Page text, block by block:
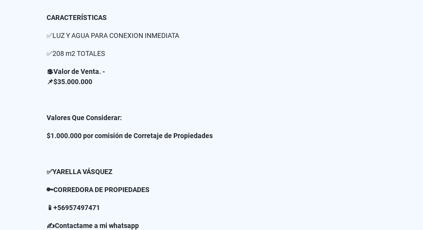
CARACTERÍSTICAS
✅LUZ Y AGUA PARA CONEXION INMEDIATA
✅208 m2 TOTALES
💲Valor de Venta. -
📌$35.000.000
Valores Que Considerar:
$1.000.000 por comisión de Corretaje de Propiedades
✅YARELLA VÁSQUEZ
🔑CORREDORA DE PROPIEDADES
📱+56957497471
✍Contactame a mi whatsapp